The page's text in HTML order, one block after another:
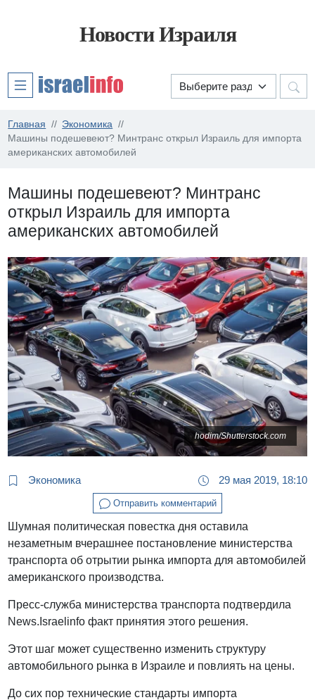
Новости Израиля
Главная
Экономика
Машины подешевеют? Минтранс открыл Израиль для импорта
американских автомобилей
Машины подешевеют? Минтранс
открыл Израиль для импорта
американских автомобилей
hodim/Shutterstock.com
Экономика 29 мая 2019, 18:10
Отправить комментарий
Шумная политическая повестка дня оставила
незаметным вчерашнее постановление министерства
транспорта об отрытии рынка импорта для автомобилей
американского производства.
Пресс-служба министерства транспорта подтвердила
News.Israelinfo факт принятия этого решения.
Этот шаг может существенно изменить структуру
автомобильного рынка в Израиле и повлиять на цены.
До сих пор технические стандарты импорта